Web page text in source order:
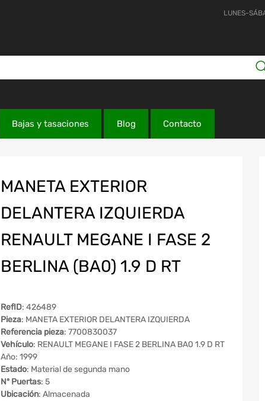
LUNES-
Bajas y tasaciones Blog Contacto
MANETA EXTERIOR
DELANTERA IZQUIERDA
RENAULT MEGANE I FASE 2
BERLINA (BA0) 1.9 D RT
RefID: 426489
Pieza: MANETA EXTERIOR DELANTERA IZQUIERDA
Referencia pieza: 7700830037
Vehículo: RENAULT MEGANE I FASE 2 BERLINA BA0 1.9 D RT
Año: 1999
Estado: Material de segunda mano
Nº Puertas: 5
Ubicación: Almacenada